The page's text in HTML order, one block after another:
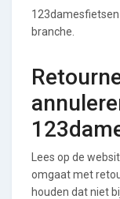
123damesfietsen
branche.
Lees op de
omgaat met
houden dat niet